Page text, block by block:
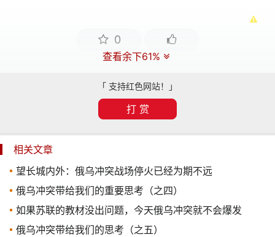
0
查看余下61%
「 支持红色网站！」
打 赏
相关文章
望长城内外：俄乌冲突战场停火已经为期不远
俄乌冲突带给我们的重要思考（之四）
如果苏联的教材没出问题，今天俄乌冲突就不会爆发
俄乌冲突带给我们的思考（之五）